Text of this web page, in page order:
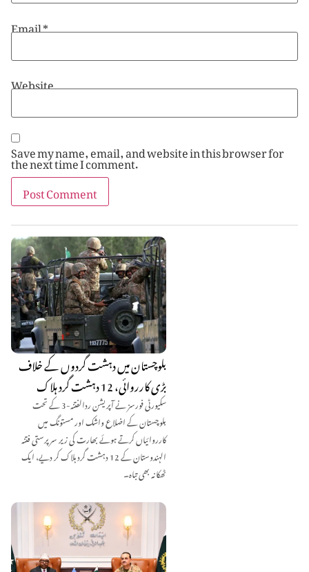
بلوچستان میں دہشت گردوں کے خلاف
بڑی کارروائی، 12 دہشت گرد ہلاک
سکیورٹی فورسز نے آپریشن ردالفتنہ-3 کے تحت
بلوچستان کے اضلاع واشک اور مستونگ میں
کارروائیاں کرتے ہوئے بھارت کی زیر سرپرستی فتنہ
الہندوستان کے 12 دہشت گرد ہلاک کر دیے، ایک
ٹھکانہ بھی تباہ۔
Email*
Website
Save my name, email, and website in this browser for
the next time I comment.